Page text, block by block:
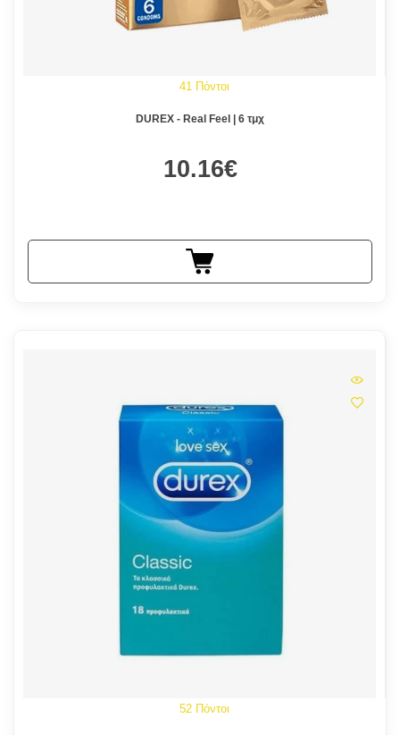
41 Πόντοι
DUREX - Real Feel | 6 τμχ
10.16€
52 Πόντοι